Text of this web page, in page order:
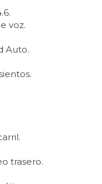
voz.
Auto.
trasero.